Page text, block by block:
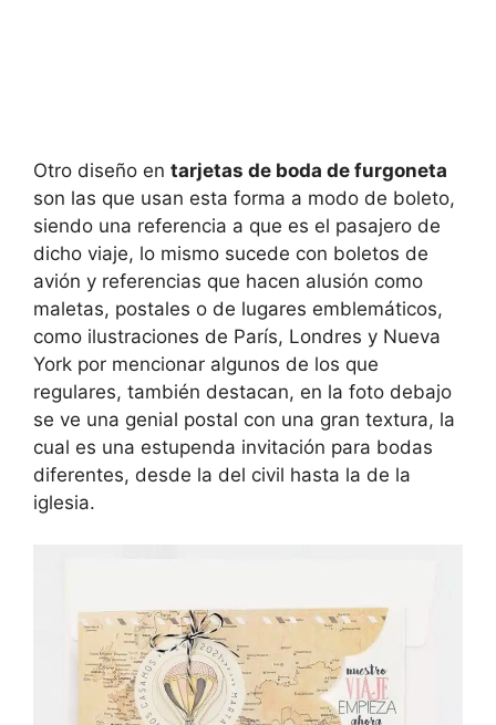
Otro diseño en tarjetas de boda de furgoneta
son las que usan esta forma a modo de boleto,
siendo una referencia a que es el pasajero de
dicho viaje, lo mismo sucede con boletos de
avión y referencias que hacen alusión como
maletas, postales o de lugares emblemáticos,
como ilustraciones de París, Londres y Nueva
York por mencionar algunos de los que
regulares, también destacan, en la foto debajo
se ve una genial postal con una gran textura, la
cual es una estupenda invitación para bodas
diferentes, desde la del civil hasta la de la
iglesia.